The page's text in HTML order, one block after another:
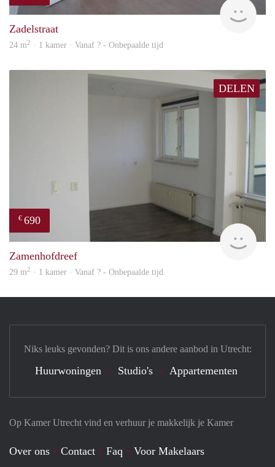
Zadelstraat
24 m2 · 1 kamer · Vanaf ? - Onbepaalde tijd
DELEN
€ 690
Zamenhofdreef
29 m2 · 1 kamer · Vanaf ? - Onbepaalde tijd
Op Kamer Utrecht vind en verhuur je makkelijk je Kamer
Over ons Contact Faq Voor Makelaars
Niks leuks gevonden? Dit is ons andere aanbod in Utrecht:
Huurwoningen Studio's Appartementen